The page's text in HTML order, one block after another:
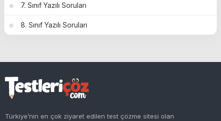
7. Sınıf Yazılı Soruları
8. Sınıf Yazılı Soruları
Türkiye’nin en çok ziyaret edilen test çözme sitesi olan